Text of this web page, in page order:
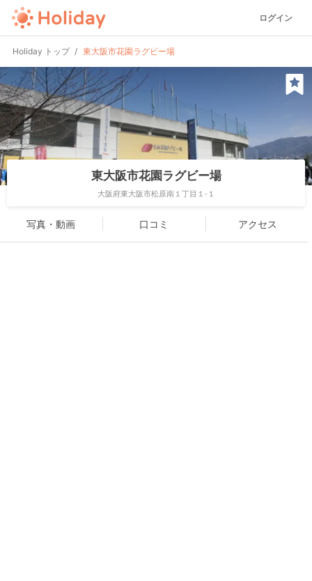
ログイン
Holiday トップ 東大阪市花園ラグビー場
東大阪市花園ラグビー場
大阪府東大阪市松原南１丁目１-１
写真・動画 口コミ アクセス